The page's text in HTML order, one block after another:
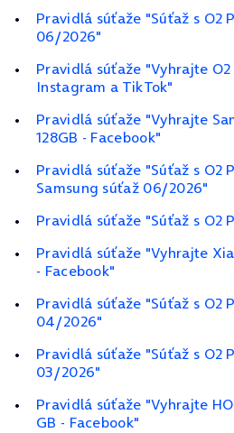
Pravidlá súťaže "Súťaž s O2
06/2026"
Pravidlá súťaže "Vyhrajte O2
Instagram a TikTok"
Pravidlá súťaže "Vyhrajte
128GB - Facebook"
Pravidlá súťaže "Súťaž s O2
Samsung súťaž 06/2026"
Pravidlá súťaže "Súťaž s O2
Pravidlá súťaže "Vyhrajte
- Facebook"
Pravidlá súťaže "Súťaž s O2
04/2026"
Pravidlá súťaže "Súťaž s O2
03/2026"
Pravidlá súťaže "Vyhrajte
GB - Facebook"